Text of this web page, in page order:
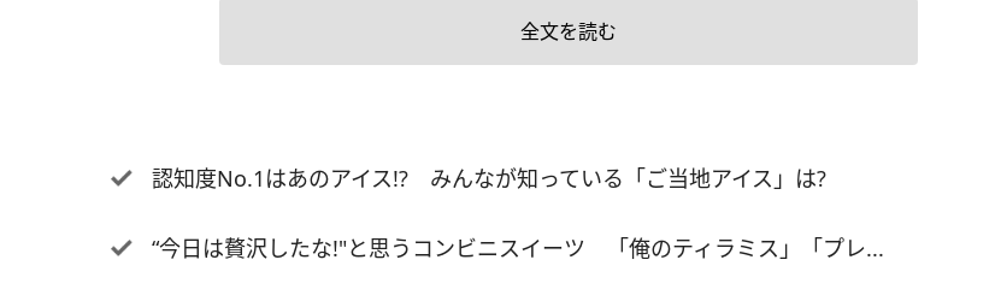
イルに憧れる女性をターゲットにしたカフェ。今回のフ
ェアは、ハーゲンダッツアイスクリームを使用したコラ
1,180円）を提供する。
全文を読む
認知度No.1はあのアイス!? みんなが知っている「ご当地アイス」は?
“今日は贅沢したな!"と思うコンビニスイーツ 「俺のティラミス」「プレ...